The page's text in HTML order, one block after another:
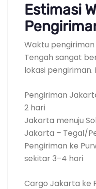
Estimasi
Waktu
Tengah sangat
lokasi pengiriman.
Pengiriman
2 hari
Jakarta menuju
Jakarta – Tegal/
Pengiriman ke
sekitar 3–4 hari
Cargo Jakarta ke